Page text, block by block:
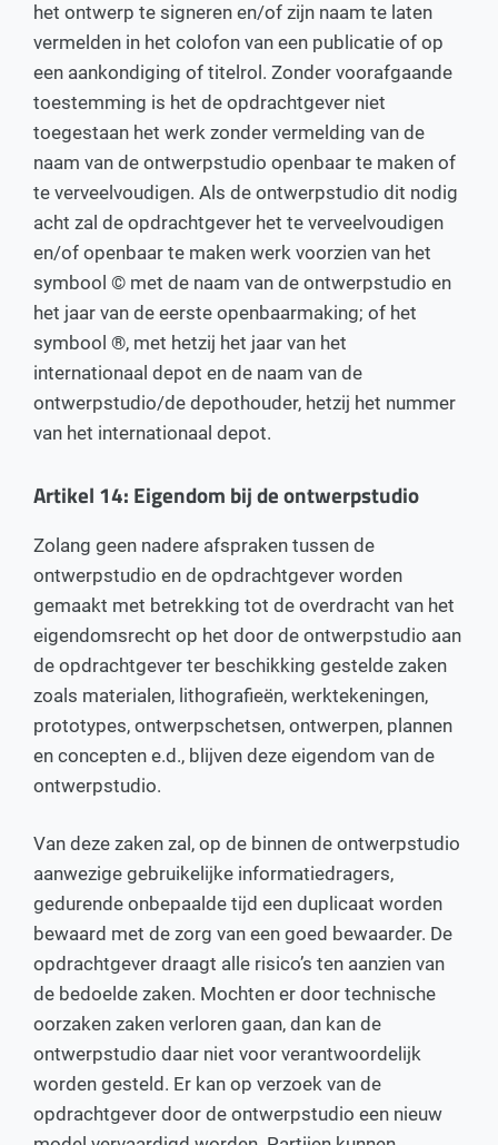
het ontwerp te signeren en/of zijn naam te laten
vermelden in het colofon van een publicatie of op
een aankondiging of titelrol. Zonder voorafgaande
toestemming is het de opdrachtgever niet
toegestaan het werk zonder vermelding van de
naam van de ontwerpstudio openbaar te maken of
te verveelvoudigen. Als de ontwerpstudio dit nodig
acht zal de opdrachtgever het te verveelvoudigen
en/of openbaar te maken werk voorzien van het
symbool © met de naam van de ontwerpstudio en
het jaar van de eerste openbaarmaking; of het
symbool ®, met hetzij het jaar van het
internationaal depot en de naam van de
ontwerpstudio/de depothouder, hetzij het nummer
van het internationaal depot.
Artikel 14: Eigendom bij de ontwerpstudio
Zolang geen nadere afspraken tussen de
ontwerpstudio en de opdrachtgever worden
gemaakt met betrekking tot de overdracht van het
eigendomsrecht op het door de ontwerpstudio aan
de opdrachtgever ter beschikking gestelde zaken
zoals materialen, lithografieën, werktekeningen,
prototypes, ontwerpschetsen, ontwerpen, plannen
en concepten e.d., blijven deze eigendom van de
ontwerpstudio.
Van deze zaken zal, op de binnen de ontwerpstudio
aanwezige gebruikelijke informatiedragers,
gedurende onbepaalde tijd een duplicaat worden
bewaard met de zorg van een goed bewaarder. De
opdrachtgever draagt alle risico’s ten aanzien van
de bedoelde zaken. Mochten er door technische
oorzaken zaken verloren gaan, dan kan de
ontwerpstudio daar niet voor verantwoordelijk
worden gesteld. Er kan op verzoek van de
opdrachtgever door de ontwerpstudio een nieuw